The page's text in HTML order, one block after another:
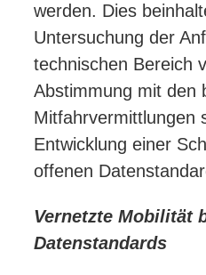
werden. Dies
Untersuchung der
technischen Bereich
Abstimmung mit den
Mitfahrvermittlungen
Entwicklung einer
offenen
Vernetzte Mobilität
Datenstandards